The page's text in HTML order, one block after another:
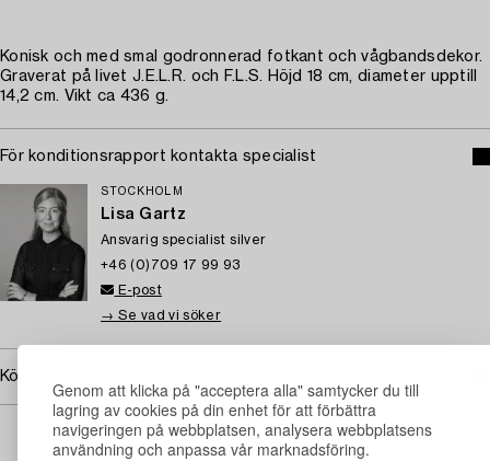
Genom att klicka på "acceptera alla" samtycker du till
lagring av cookies på din enhet för att förbättra
navigeringen på webbplatsen, analysera webbplatsens
användning och anpassa vår marknadsföring.
Konisk och med smal godronnerad fotkant och vågbandsdekor.
Graverat på livet J.E.L.R. och F.L.S. Höjd 18 cm, diameter upptill
14,2 cm. Vikt ca 436 g.
För konditionsrapport kontakta specialist
STOCKHOLM
Lisa Gartz
Ansvarig specialist silver
+46 (0)709 17 99 93
E-post
→ Se vad vi söker
Köpinformation